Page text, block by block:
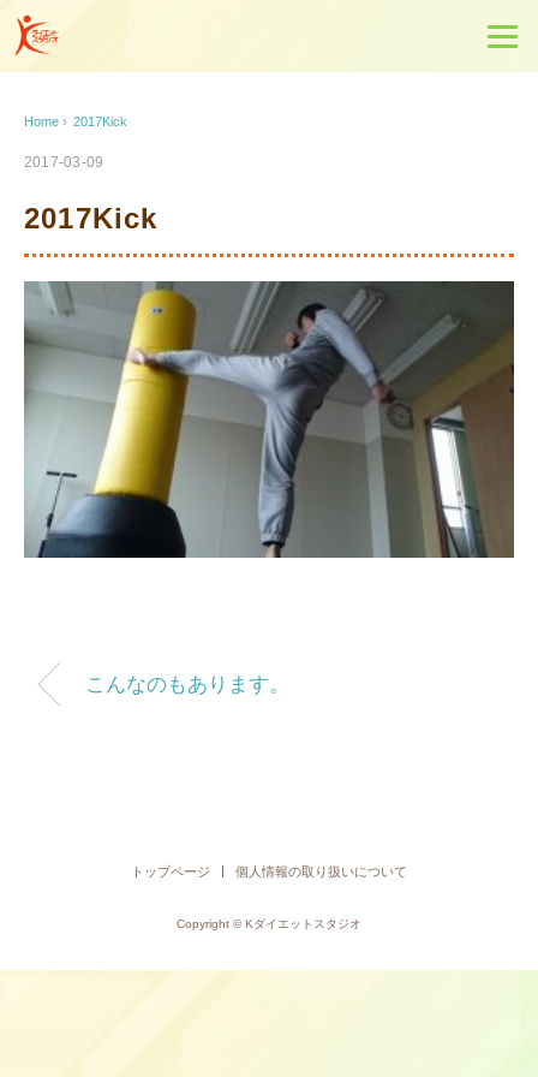
Home › 2017Kick
2017-03-09
2017Kick
こんなのもあります。
トップページ 個人情報の取り扱いについて
Copyright © Kダイエットスタジオ